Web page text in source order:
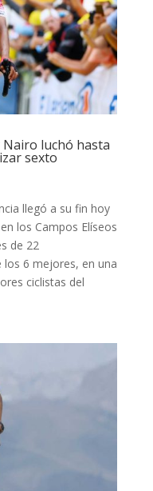
luchó hasta
sexto
llegó a su fin hoy
los Campos Elíseos
de 22
6 mejores, en una
ciclistas del